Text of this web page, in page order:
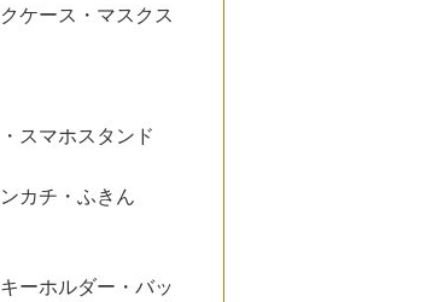
ケース・マスクス
スマホスタンド
カチ・ふきん
ーホルダー・バッ